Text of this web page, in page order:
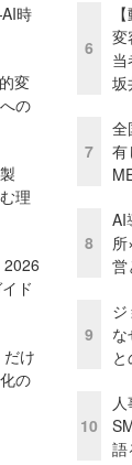
時
変
の
製
理
2026
ド
け
の
6
変
坂
7
全
8
AI
営
9
10
語